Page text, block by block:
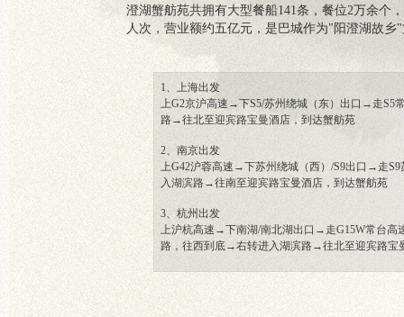
澄湖蟹舫苑共拥有大型餐船141条，餐位2万余个
人次，营业额约五亿元，是巴城作为"阳澄湖故
1、上海出发
上G2京沪高速→下S5/苏州绕城（东）出口→走
路→往北至迎宾路宝曼酒店，到达蟹舫苑
2、南京出发
上G42沪蓉高速→下苏州绕城（西）/S9出口→走
入湖滨路→往南至迎宾路宝曼酒店，到达蟹舫苑
3、杭州出发
上沪杭高速→下南湖/南北湖出口→走G15W常台
路，往西到底→右转进入湖滨路→往北至迎宾路宝